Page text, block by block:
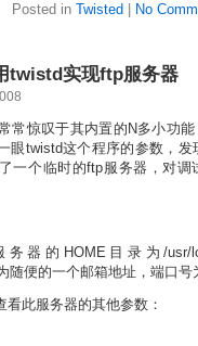
Posted in Twisted No
twistd实现ftp服务器
常惊叹于其内置的N多小功
眼twistd这个程序的参数，
一个临时的ftp服务器，对调
器的HOME目录为/usr/
随便的一个邮箱地址，端口号
此服务器的其他参数：